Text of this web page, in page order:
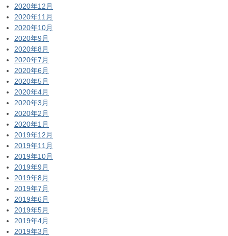
2020年12月
2020年11月
2020年10月
2020年9月
2020年8月
2020年7月
2020年6月
2020年5月
2020年4月
2020年3月
2020年2月
2020年1月
2019年12月
2019年11月
2019年10月
2019年9月
2019年8月
2019年7月
2019年6月
2019年5月
2019年4月
2019年3月